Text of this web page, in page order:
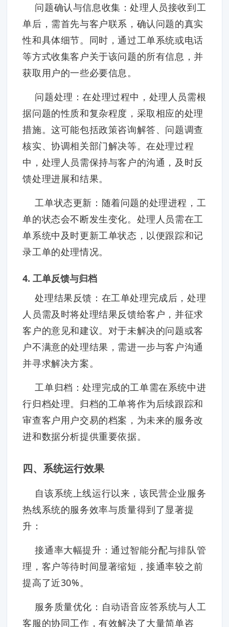
问题确认与信息收集：处理人员接收到工
单后，需首先与客户联系，确认问题的真实
性和具体细节。同时，通过工单系统或电话
等方式收集客户关于该问题的所有信息，并
获取用户的一些必要信息。
问题处理：在处理过程中，处理人员需根
据问题的性质和复杂程度，采取相应的处理
措施。这可能包括政策咨询解答、问题调查
核实、协调相关部门解决等。在处理过程
中，处理人员需保持与客户的沟通，及时反
馈处理进展和结果。
工单状态更新：随着问题的处理进程，工
单的状态会不断发生变化。处理人员需在工
单系统中及时更新工单状态，以便跟踪和记
录工单的处理情况。
4. 工单反馈与归档
处理结果反馈：在工单处理完成后，处理
人员需及时将处理结果反馈给客户，并征求
客户的意见和建议。对于未解决的问题或客
户不满意的处理结果，需进一步与客户沟通
并寻求解决方案。
工单归档：处理完成的工单需在系统中进
行归档处理。归档的工单将作为后续跟踪和
审查客户用户交易的档案，为未来的服务改
进和数据分析提供重要依据。
四、系统运行效果
自该系统上线运行以来，该民营企业服务
热线系统的服务效率与质量得到了显著提
升：
接通率大幅提升：通过智能分配与排队管
理，客户等待时间显著缩短，接通率较之前
提高了近30%。
服务质量优化：自动语音应答系统与人工
客服的协同工作，有效解决了大量简单咨